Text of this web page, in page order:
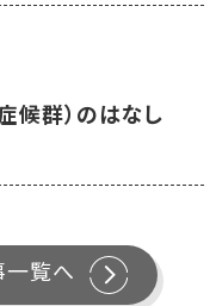
候群）のはなし
一覧へ